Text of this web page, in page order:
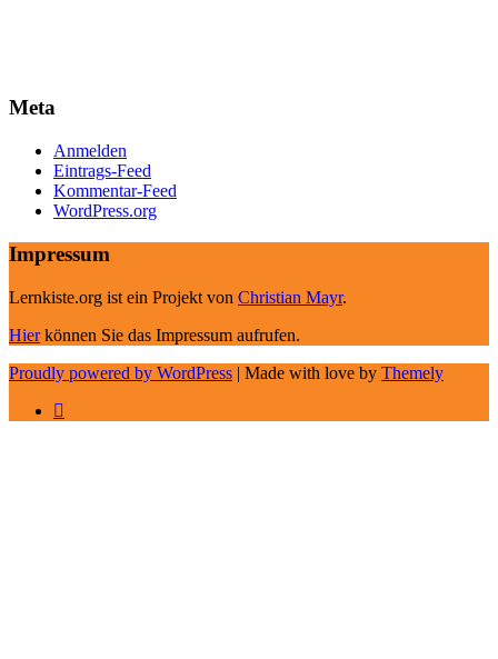
Meta
Anmelden
Eintrags-Feed
Kommentar-Feed
WordPress.org
Impressum
Lernkiste.org ist ein Projekt von Christian Mayr.
Hierkönnen Sie das Impressum aufrufen.
Proudly powered by WordPress | Made with love by Themely